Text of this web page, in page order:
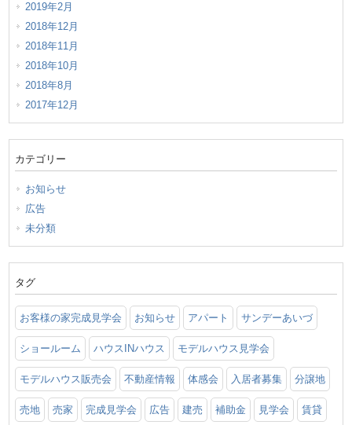
2019年2月
2018年12月
2018年11月
2018年10月
2018年8月
2017年12月
カテゴリー
お知らせ
広告
未分類
タグ
お客様の家完成見学会 お知らせ アパート サンデーあいづ
ショールーム ハウスINハウス モデルハウス見学会
モデルハウス販売会 不動産情報 体感会 入居者募集 分譲地
売地 売家 完成見学会 広告 建売 補助金 見学会 賃貸